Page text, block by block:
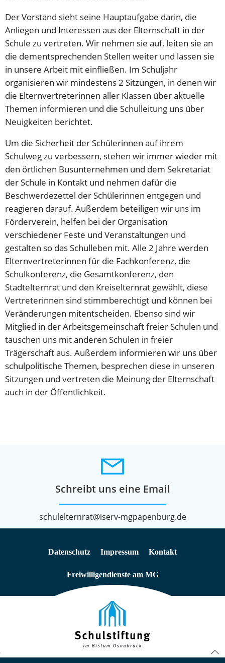
Der Vorstand sieht seine Hauptaufgabe darin, die
Anliegen und Interessen aus der Elternschaft in der
Schule zu vertreten. Wir nehmen sie auf, leiten sie an
die dementsprechenden Stellen weiter und lassen sie
in unsere Arbeit mit einfließen. Im Schuljahr
organisieren wir mindestens 2 Sitzungen, in denen wir
die Elternvertreterinnen aller Klassen über aktuelle
Themen informieren und die Schulleitung uns über
Neuigkeiten berichtet.
Um die Sicherheit der Schülerinnen auf ihrem
Schulweg zu verbessern, stehen wir immer wieder mit
den örtlichen Busunternehmen und dem Sekretariat
der Schule in Kontakt und nehmen dafür die
Beschwerdezettel der Schülerinnen entgegen und
reagieren darauf. Außerdem beteiligen wir uns im
Förderverein, helfen bei der Organisation
verschiedener Feste und Veranstaltungen und
gestalten so das Schulleben mit. Alle 2 Jahre werden
Elternvertreterinnen für die Fachkonferenz, die
Schulkonferenz, die Gesamtkonferenz, den
Stadtelternrat und den Kreiselternrat gewählt, diese
Vertreterinnen sind stimmberechtigt und können bei
Veränderungen mitentscheiden. Ebenso sind wir
Mitglied in der Arbeitsgemeinschaft freier Schulen und
tauschen uns mit anderen Schulen in freier
Trägerschaft aus. Außerdem informieren wir uns über
schulpolitische Themen, besprechen diese in unseren
Sitzungen und vertreten die Meinung der Elternschaft
auch in der Öffentlichkeit.
Schreibt uns eine Email
schulelternrat@iserv-mgpapenburg.de
Datenschutz Impressum Kontakt
Freiwilligendienste am MG